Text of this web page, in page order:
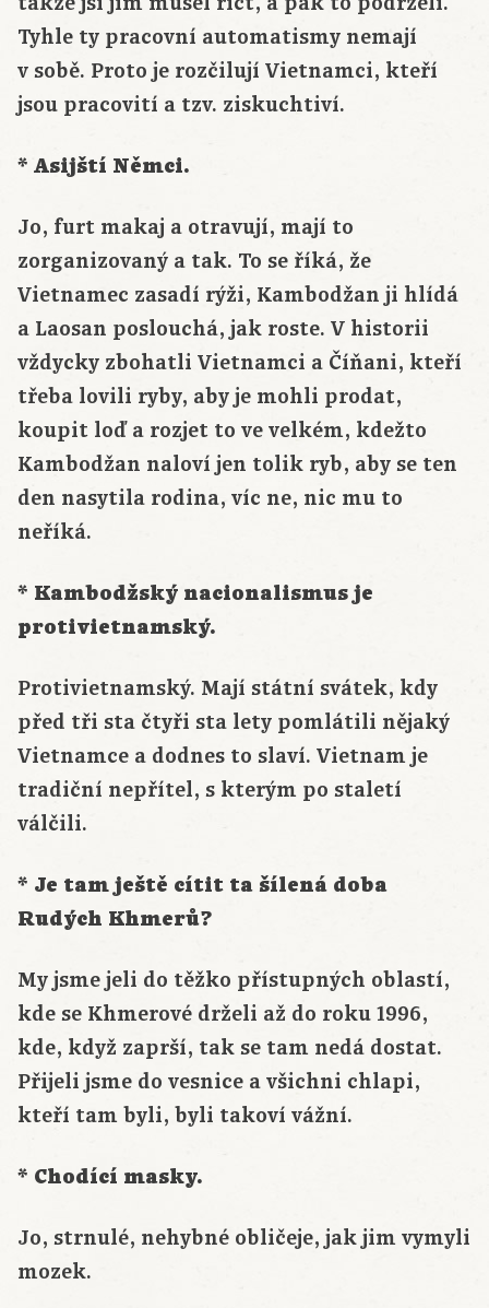
Tyhle ty pracovní automatismy nemají
v sobě. Proto je rozčilují Vietnamci, kteří
jsou pracovití a tzv. ziskuchtiví.
* Asijští Němci.
Jo, furt makaj a otravují, mají to
zorganizovaný a tak. To se říká, že
Vietnamec zasadí rýži, Kambodžan ji hlídá
a Laosan poslouchá, jak roste. V historii
vždycky zbohatli Vietnamci a Číňani, kteří
třeba lovili ryby, aby je mohli prodat,
koupit loď a rozjet to ve velkém, kdežto
Kambodžan naloví jen tolik ryb, aby se ten
den nasytila rodina, víc ne, nic mu to
neříká.
* Kambodžský nacionalismus je
protivietnamský.
Protivietnamský. Mají státní svátek, kdy
před tři sta čtyři sta lety pomlátili nějaký
Vietnamce a dodnes to slaví. Vietnam je
tradiční nepřítel, s kterým po staletí
válčili.
* Je tam ještě cítit ta šílená doba
Rudých Khmerů?
My jsme jeli do těžko přístupných oblastí,
kde se Khmerové drželi až do roku 1996,
kde, když zaprší, tak se tam nedá dostat.
Přijeli jsme do vesnice a všichni chlapi,
kteří tam byli, byli takoví vážní.
* Chodící masky.
Jo, strnulé, nehybné obličeje, jak jim vymyli
mozek.